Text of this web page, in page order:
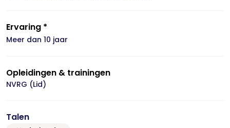
Ervaring *
Meer dan 10 jaar
Opleidingen & trainingen
NVRG (Lid)
Talen